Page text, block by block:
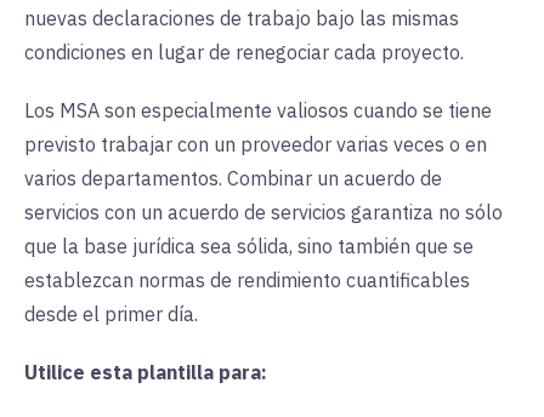
nuevas declaraciones de trabajo bajo las mismas
condiciones en lugar de renegociar cada proyecto.
Los MSA son especialmente valiosos cuando se tiene
previsto trabajar con un proveedor varias veces o en
varios departamentos. Combinar un acuerdo de
servicios con un acuerdo de servicios garantiza no sólo
que la base jurídica sea sólida, sino también que se
establezcan normas de rendimiento cuantificables
desde el primer día.
Utilice esta plantilla para: